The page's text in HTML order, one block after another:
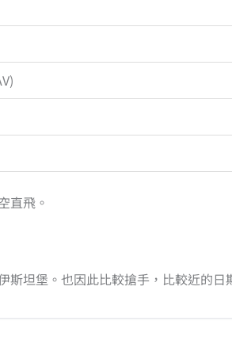
直飛。
斯坦堡。也因此比較搶手，比較近的日